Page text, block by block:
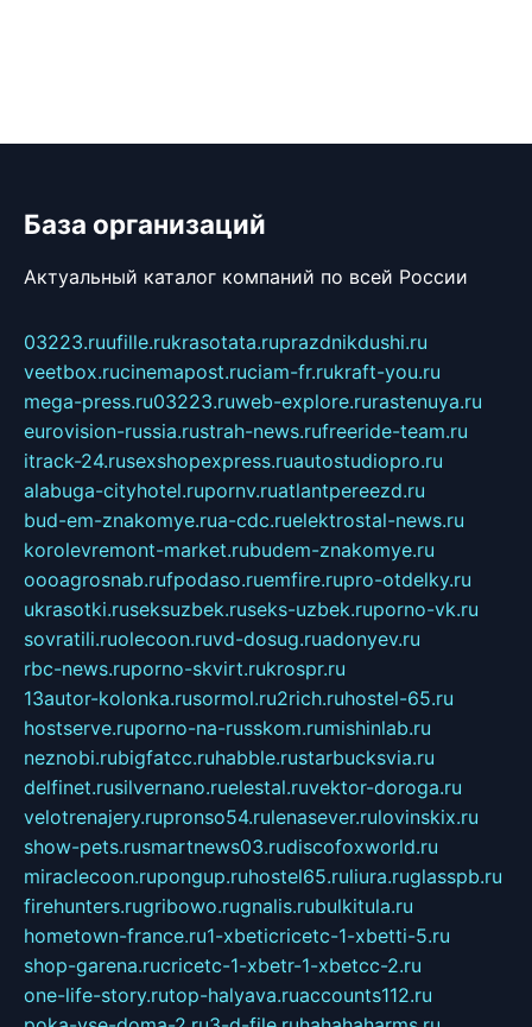
База организаций
Актуальный каталог компаний по всей России
03223.ruufille.rukrasotata.ruprazdnikdushi.ru
veetbox.rucinemapost.ruciam-fr.rukraft-you.ru
mega-press.ru03223.ruweb-explore.rurastenuya.ru
eurovision-russia.rustrah-news.rufreeride-team.ru
itrack-24.rusexshopexpress.ruautostudiopro.ru
alabuga-cityhotel.rupornv.ruatlantpereezd.ru
bud-em-znakomye.rua-cdc.ruelektrostal-news.ru
korolevremont-market.rubudem-znakomye.ru
oooagrosnab.rufpodaso.ruemfire.rupro-otdelky.ru
ukrasotki.ruseksuzbek.ruseks-uzbek.ruporno-vk.ru
sovratili.ruolecoon.ruvd-dosug.ruadonyev.ru
rbc-news.ruporno-skvirt.rukrospr.ru
13autor-kolonka.rusormol.ru2rich.ruhostel-65.ru
hostserve.ruporno-na-russkom.rumishinlab.ru
neznobi.rubigfatcc.ruhabble.rustarbucksvia.ru
delfinet.rusilvernano.ruelestal.ruvektor-doroga.ru
velotrenajery.rupronso54.rulenasever.rulovinskix.ru
show-pets.rusmartnews03.rudiscofoxworld.ru
miraclecoon.rupongup.ruhostel65.ruliura.ruglasspb.ru
firehunters.rugribowo.rugnalis.rubulkitula.ru
hometown-france.ru1-xbeticricetc-1-xbetti-5.ru
shop-garena.rucricetc-1-xbetr-1-xbetcc-2.ru
one-life-story.rutop-halyava.ruaccounts112.ru